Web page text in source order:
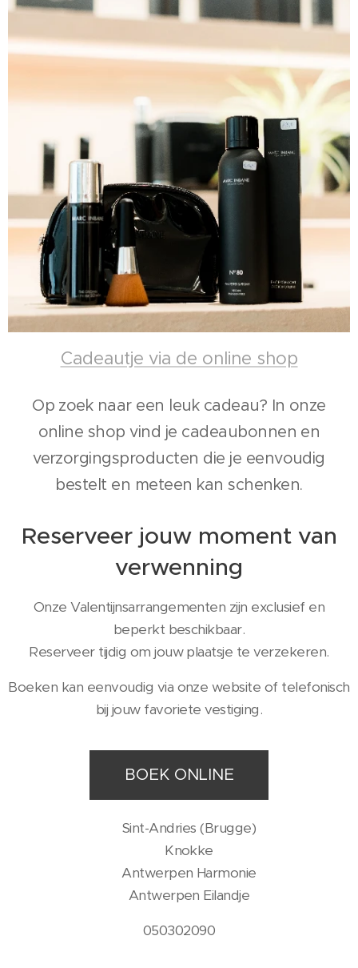
Cadeautje via de online shop
Op zoek naar een leuk cadeau? In onze
online shop vind je cadeaubonnen en
verzorgingsproducten die je eenvoudig
bestelt en meteen kan schenken.
Reserveer jouw moment van
verwenning
Onze Valentijnsarrangementen zijn exclusief en
beperkt beschikbaar.
Reserveer tijdig om jouw plaatsje te verzekeren.
Boeken kan eenvoudig via onze website of telefonisch
bij jouw favoriete vestiging.
BOEK ONLINE
📍 Sint-Andries (Brugge)
📍 Knokke
📍 Antwerpen Harmonie
📍 Antwerpen Eilandje
050302090